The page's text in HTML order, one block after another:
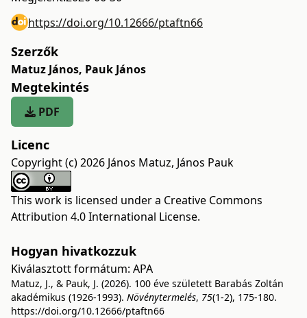
https://doi.org/10.12666/ptaftn66
Szerzők
Matuz János, Pauk János
Megtekintés
PDF
Licenc
Copyright (c) 2026 János Matuz, János Pauk
This work is licensed under a Creative Commons
Attribution 4.0 International License.
Hogyan hivatkozzuk
Kiválasztott formátum: APA
Matuz, J., & Pauk, J. (2026). 100 éve született Barabás Zoltán
akadémikus (1926-1993). Növénytermelés, 75(1-2), 175-180.
https://doi.org/10.12666/ptaftn66